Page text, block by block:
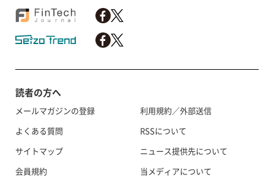
読者の方へ
メールマガジンの登録
よくある質問
サイトマップ
会員規約
利用規約／外部送信
RSSについて
ニュース提供先について
当メディアについて